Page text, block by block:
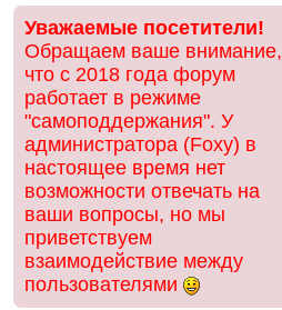
Уважаемые посетители!
Обращаем ваше внимание,
что с 2018 года форум
работает в режиме
"самоподдержания". У
администратора (Foxy) в
настоящее время нет
возможности отвечать на
ваши вопросы, но мы
приветствуем
взаимодействие между
пользователями